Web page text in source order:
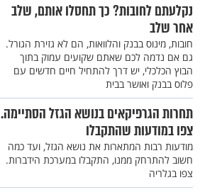
נקלעתם לחובות? כך תחסלו אותם, שלב
אחר שלב
חובות, מינוס בבנק והלוואות, הם לא גזירת הגורל.
גם אם נדמה לכם שאתם שקועים עמוק בתוך
הבוץ הכלכלי, יש דרך להתחיל חיים חדשים עם
פלוס בבנק ואושר בבית
תחרות הגרפיקאים בנושא הגזל הסתיימה.
צפו במודעות שהתקבלו
מודעות רבות המתארות את נושא הגזל, ועד כמה
חשוב להתרחק ממנו, התקבלו במערכת הידברות.
צפו בגלריה